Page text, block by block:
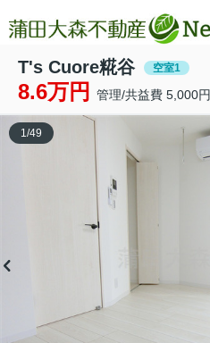
T's Cuore糀谷 空室1
8.6万円 管理/共益費 5,000円
1/49